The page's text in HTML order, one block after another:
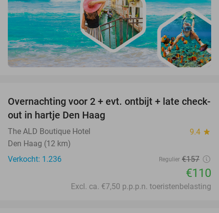
30%
Overnachting voor 2 + evt. ontbijt + late check-
out in hartje Den Haag
The ALD Boutique Hotel 9.4 star
Den Haag (12 km)
Verkocht: 1.236
Regulier €157
€110
Excl. ca. €7,50 p.p.p.n. toeristenbelasting